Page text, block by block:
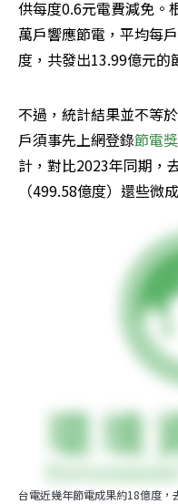
供每度0.6元電費減免。
萬戶響應節電，平均每
度，共發出13.99億元的
不過，統計結果並不等
戶須事先上網登錄節電
計，對比2023年同期，
（499.58億度）還些微
台電近幾年節電成果約18億度